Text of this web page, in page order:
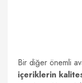
Bir diğer önemli
içeriklerin